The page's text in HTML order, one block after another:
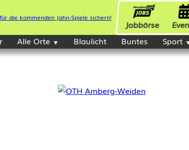
Jobbörse
Alle Orte Blaulicht Buntes Sport